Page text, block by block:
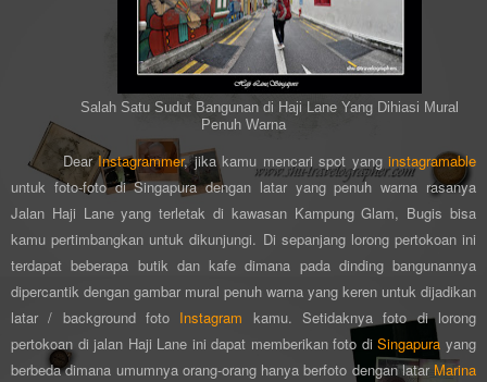
Salah Satu Sudut Bangunan di Haji Lane Yang Dihiasi Mural
Penuh Warna
DearInstagrammer, jika kamu mencari spot yanginstagramable
untuk foto-foto di Singapura dengan latar yang penuh warna rasanya
Jalan Haji Lane yang terletak di kawasan Kampung Glam, Bugis bisa
kamu pertimbangkan untuk dikunjungi. Di sepanjang lorong pertokoan ini
terdapat beberapa butik dan kafe dimana pada dinding bangunannya
dipercantik dengan gambar mural penuh warna yang keren untuk dijadikan
latar / background foto Instagram kamu. Setidaknya foto di lorong
pertokoan di jalan Haji Lane ini dapat memberikan foto diSingapura yang
berbeda dimana umumnya orang-orang hanya berfoto dengan latar Marina